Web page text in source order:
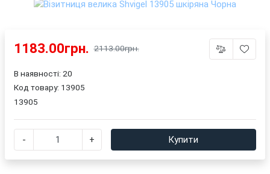
1183.00грн. 2113.00грн.
В наявності: 20
Код товару: 13905
13905
- + Купити